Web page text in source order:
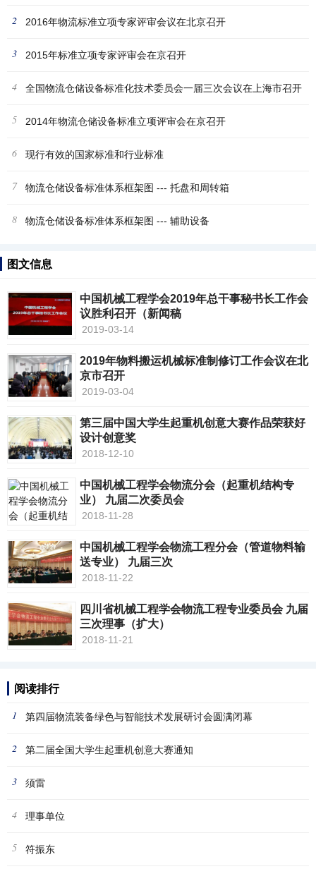
2 2016年物流标准立项专家评审会议在北京召开
3 2015年标准立项专家评审会在京召开
4 全国物流仓储设备标准化技术委员会一届三次会议在上海市召开
5 2014年物流仓储设备标准立项评审会在京召开
6 现行有效的国家标准和行业标准
7 物流仓储设备标准体系框架图 --- 托盘和周转箱
8 物流仓储设备标准体系框架图 --- 辅助设备
图文信息
中国机械工程学会2019年总干事秘书长工作会
议胜利召开（新闻稿
2019-03-14
2019年物料搬运机械标准制修订工作会议在北
京市召开
2019-03-04
第三届中国大学生起重机创意大赛作品荣获好
设计创意奖
2018-12-10
中国机械工程学会物流分会（起重机结构专
业） 九届二次委员会
2018-11-28
中国机械工程学会物流工程分会（管道物料输
送专业） 九届三次
2018-11-22
四川省机械工程学会物流工程专业委员会 九届
三次理事（扩大）
2018-11-21
阅读排行
1 第四届物流装备绿色与智能技术发展研讨会圆满闭幕
2 第二届全国大学生起重机创意大赛通知
3 须雷
4 理事单位
5 符振东